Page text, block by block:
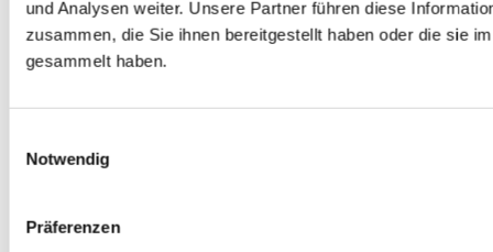
und Analysen weiter. Unsere Partner führen diese
zusammen, die Sie ihnen bereitgestellt haben oder die sie
gesammelt haben.
Notwendig
Präferenzen
0Produkte verfügbar
Radmuttern
0Produkte verfügbar
Bremsen